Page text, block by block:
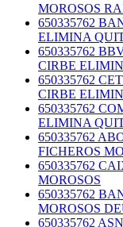
MOROSOS
650335762
ELIMINA
650335762
CIRBE
650335762
CIRBE
650335762
ELIMINA
650335762
FICHEROS
650335762
MOROSOS
650335762
MOROSOS
650335762